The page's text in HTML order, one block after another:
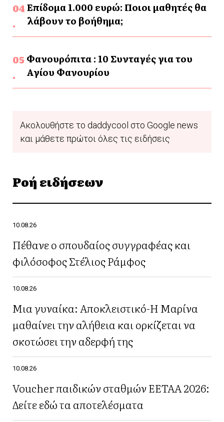
Επίδομα 1.000 ευρώ: Ποιοι μαθητές θα
λάβουν το βοήθημα;
Φανουρόπιτα : 10 Συνταγές για του
Αγίου Φανουρίου
Ακολουθήστε το daddycool στο Google news
και μάθετε πρώτοι όλες τις ειδήσεις
Ροή ειδήσεων
10.08.26
Πέθανε ο σπουδαίος συγγραφέας και
φιλόσοφος Στέλιος Ράμφος
10.08.26
Μια γυναίκα: Αποκλειστικό-Η Μαρίνα
μαθαίνει την αλήθεια και ορκίζεται να
σκοτώσει την αδερφή της
10.08.26
Voucher παιδικών σταθμών ΕΕΤΑΑ 2026:
Δείτε εδώ τα αποτελέσματα